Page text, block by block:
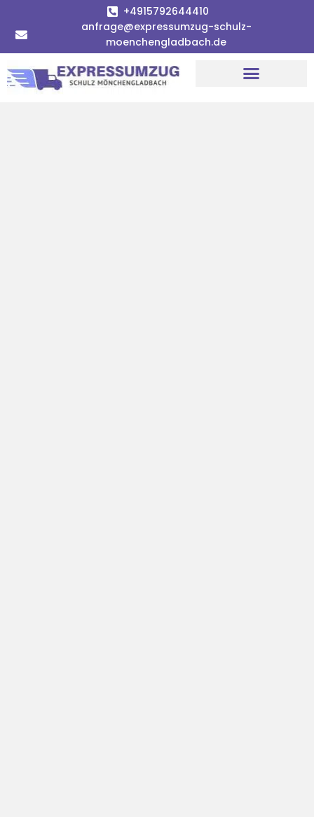
+4915792644410
anfrage@expressumzug-schulz-
moenchengladbach.de